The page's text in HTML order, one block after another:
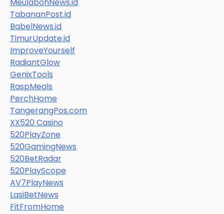
TabananPost.id
BabelNews.id
TimurUpdate.id
ImproveYourself
RadiantGlow
GenixTools
RaspMeals
PerchHome
TangerangPos.com
XX520 Casino
520PlayZone
520GamingNews
520BetRadar
520PlayScope
AV7PlayNews
LasiBetNews
FitFromHome